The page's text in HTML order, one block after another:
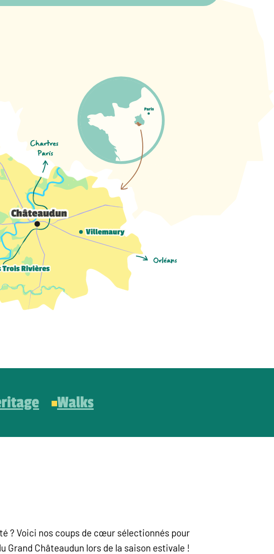
Walks
? Voici nos coups de cœur sélectionnés pour
Grand Châteaudun lors de la saison estivale !